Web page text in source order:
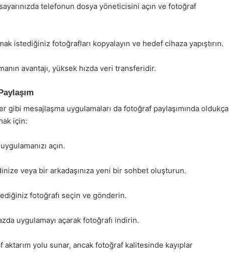
telefonun dosya yöneticisini açın ve fotoğraf
istediğiniz fotoğrafları kopyalayın ve hedef cihaza yapıştırın.
avantajı, yüksek hızda veri transferidir.
gibi mesajlaşma uygulamaları da fotoğraf paylaşımında oldukça
için:
açın.
veya bir arkadaşınıza yeni bir sohbet oluşturun.
fotoğrafı seçin ve gönderin.
uygulamayı açarak fotoğrafı indirin.
aktarım yolu sunar, ancak fotoğraf kalitesinde kayıplar